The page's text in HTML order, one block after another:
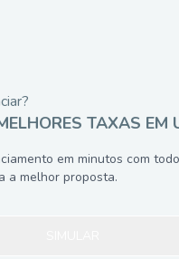
TAXAS EM
em minutos com
a melhor proposta.